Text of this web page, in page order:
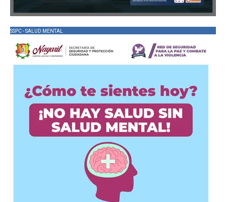
SSPC - SALUD MENTAL